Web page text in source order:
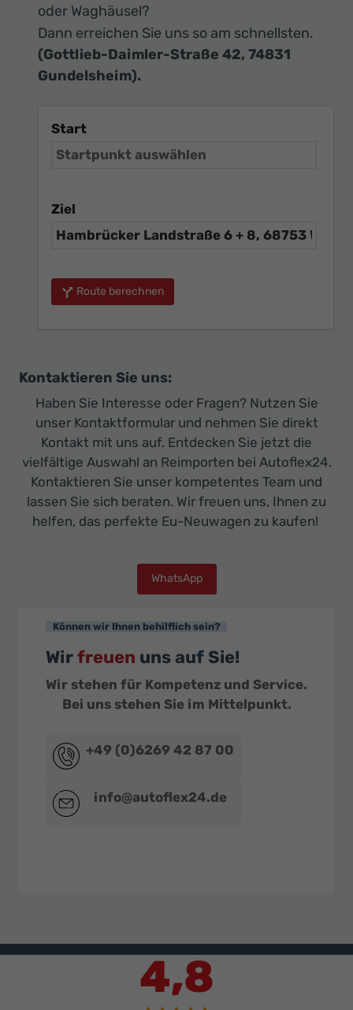
oder Waghäusel?
Dann erreichen Sie uns so am schnellsten.
(Gottlieb-Daimler-Straße 42, 74831
Gundelsheim).
Start
Ziel
Route berechnen
Kontaktieren Sie uns:
Haben Sie Interesse oder Fragen? Nutzen Sie
unser Kontaktformular und nehmen Sie direkt
Kontakt mit uns auf. Entdecken Sie jetzt die
vielfältige Auswahl an Reimporten bei Autoflex24.
Kontaktieren Sie unser kompetentes Team und
lassen Sie sich beraten. Wir freuen uns, Ihnen zu
helfen, das perfekte Eu-Neuwagen zu kaufen!
WhatsApp
Können wir Ihnen behilflich sein?
Wirfreuen uns auf Sie!
Wir stehen für Kompetenz und Service.
Bei uns stehen Sie im Mittelpunkt.
+49 (0)6269 42 87 00
info@autoflex24.de
4,8